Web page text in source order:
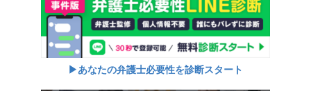
▶︎あなたの弁護士必要性を診断スタート